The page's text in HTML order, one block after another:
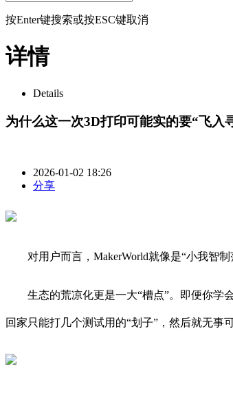
按Enter键搜索或按ESC键取消
详情
Details
为什么这一次3D打印可能实的要“飞入
2026-01-02 18:26
分享
对用户而言，MakerWorld就像是“小我智制
生态的荒凉化更是一大“槽点”。即便你学会
回家只能打几个测试用的“划子”，然后就无事可